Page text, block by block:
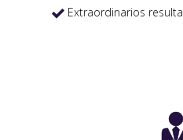
 Extraordinarios